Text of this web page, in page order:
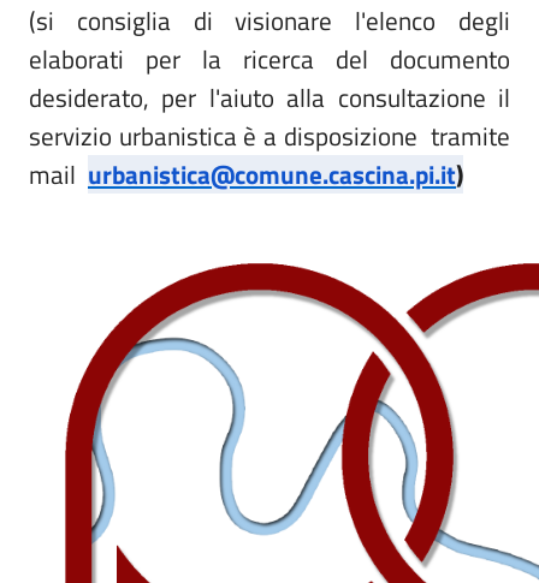
(si consiglia di visionare l'elenco degli
elaborati per la ricerca del documento
desiderato, per l'aiuto alla consultazione il
servizio urbanistica è a disposizione tramite
mail urbanistica@comune.cascina.pi.it)